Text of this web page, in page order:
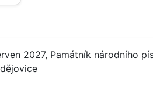
2027, Památník národního